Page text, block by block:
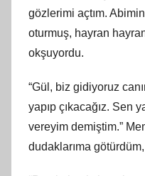
gözlerimi açtım.
oturmuş, hayran
okşuyordu.
“Gül, biz gidiyoruz
yapıp çıkacağız. Sen
vereyim demiştim.”
dudaklarıma